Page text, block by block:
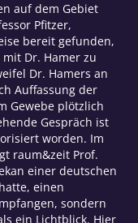
auf dem Gebiet
Pfitzer,
bereit gefunden,
Dr. Hamer zu
Dr. Hamers an
Auffassung der
Gewebe plötzlich
Gespräch ist
worden. Im
raum&zeit Prof.
einer deutschen
einen
sondern
ein Lichtblick. Hier